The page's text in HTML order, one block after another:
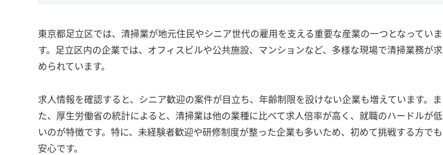
東京都足立区では、清掃業が地元住民やシニア世代の雇用を支える重要な産業の一つとなっていま
す。足立区内の企業では、オフィスビルや公共施設、マンションなど、多様な現場で清掃業務が求
められています。
求人情報を確認すると、シニア歓迎の案件が目立ち、年齢制限を設けない企業も増えています。ま
た、厚生労働省の統計によると、清掃業は他の業種に比べて求人倍率が高く、就職のハードルが低
いのが特徴です。特に、未経験者歓迎や研修制度が整った企業も多いため、初めて挑戦する方でも
安心です。